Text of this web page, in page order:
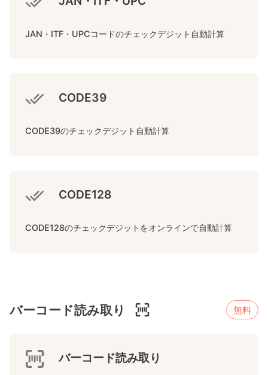
JAN・ITF・UPCコードのチェックデジット自動計算
CODE39
CODE39のチェックデジット自動計算
CODE128
CODE128のチェックデジットをオンラインで自動計算
バーコード読み取り 無料
バーコード読み取り